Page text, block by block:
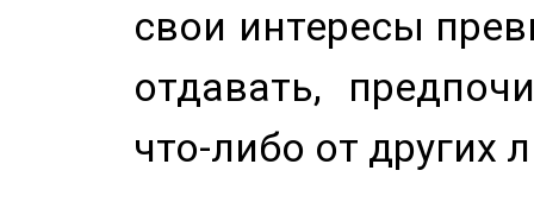
свои интересы
отдавать,
что-либо от других